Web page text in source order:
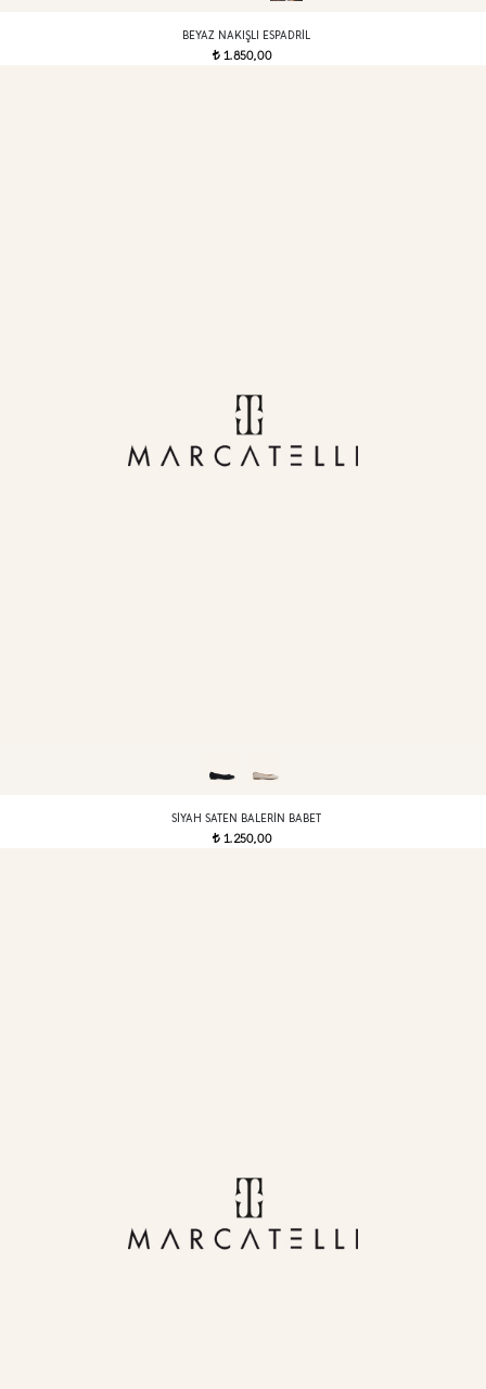
BEYAZ NAKIŞLI ESPADRIL
t1.850,00
SIYAH SATEN BALERIN BABET
t1.250,00